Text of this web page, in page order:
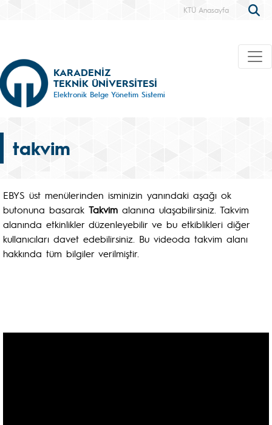
KTÜ Anasayfa
KARADENİZ
TEKNİK ÜNİVERSİTESİ
Elektronik Belge Yönetim Sistemi
takvim
EBYS üst menülerinden isminizin yanındaki aşağı ok
butonuna basarak Takvim alanına ulaşabilirsiniz. Takvim
alanında etkinlikler düzenleyebilir ve bu etkiblikleri diğer
kullanıcıları davet edebilirsiniz. Bu videoda takvim alanı
hakkında tüm bilgiler verilmiştir.